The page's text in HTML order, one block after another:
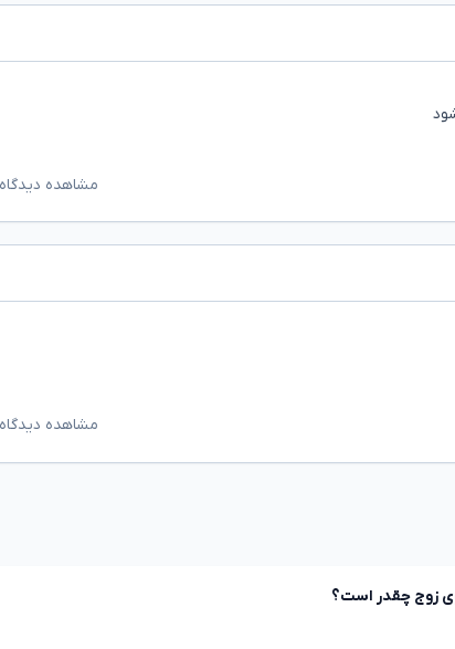
مشاهده
مشاهده
زوج چقدر است؟